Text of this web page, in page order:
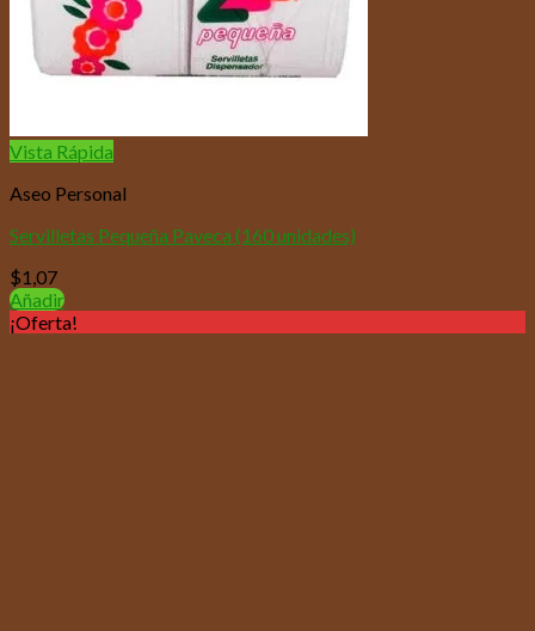
Vista Rápida
Aseo Personal
Servilletas Pequeña Paveca (160 unidades)
$1,07
Añadir
¡Oferta!